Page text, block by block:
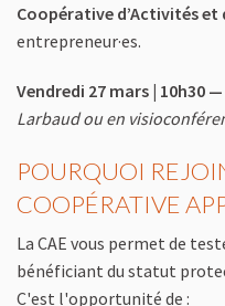
Coopérative d’Activités et
entrepreneur·es.
Vendredi 27 mars | 10h30
Larbaud ou en
POURQUOI
COOPÉRATIVE
La CAE vous permet de
bénéficiant du statut
C'est l'opportunité de :